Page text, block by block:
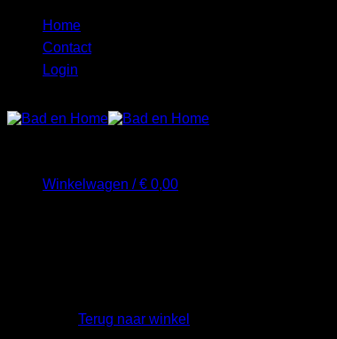
inhoud
Home
Contact
Login
Winkelwagen /€ 0,00
Terug naar winkel